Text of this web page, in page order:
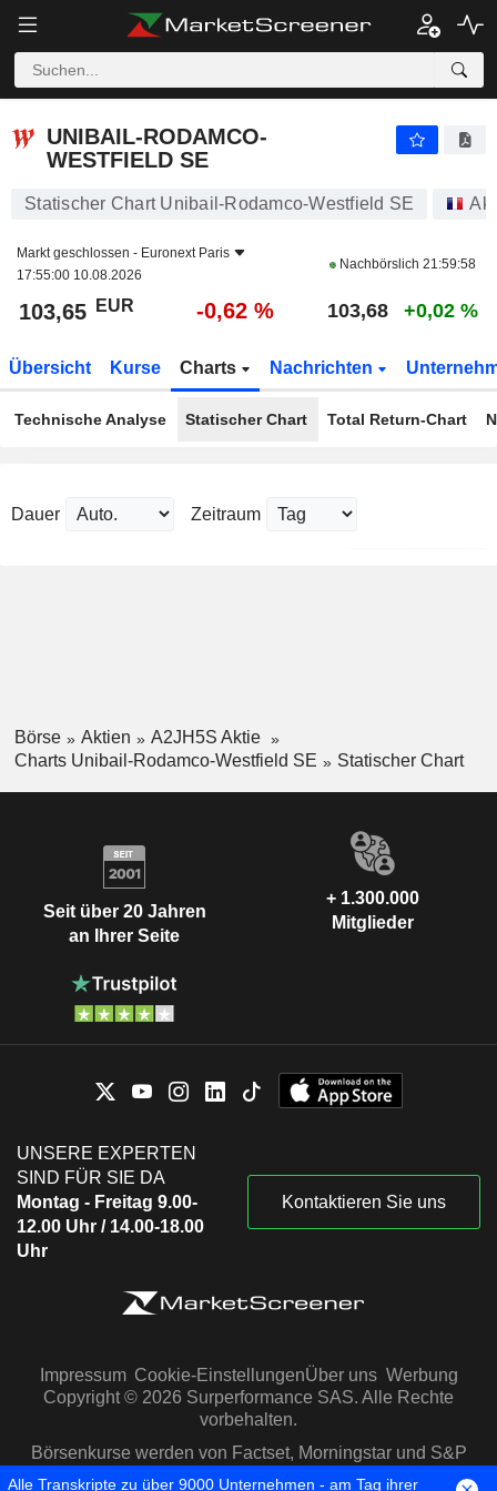
UNIBAIL-RODAMCO-
WESTFIELD SE
Statischer Chart Unibail-Rodamco-Westfield SE
Markt geschlossen - Euronext Paris
17:55:00 10.08.2026
Nachbörslich 21:59:58
103,65 EUR -0,62 % 103,68 +0,02 %
Übersicht Kurse Charts Nachrichten
Technische Analyse Statischer Chart Total Return-Chart
Dauer Zeitraum
Börse Aktien
A2JH5S Aktie
Charts Unibail-Rodamco-Westfield SE
Statischer Chart
Seit über 20 Jahren
an Ihrer Seite
+ 1.300.000
Mitglieder
UNSERE EXPERTEN
SIND FÜR SIE DA
Montag - Freitag 9.00-
12.00 Uhr / 14.00-18.00
Uhr
Kontaktieren Sie uns
Impressum Cookie-EinstellungenÜber uns Werbung
Copyright © 2026 Surperformance SAS. Alle Rechte
vorbehalten.
Börsenkurse werden von Factset, Morningstar und S&P
Capital IQ zur Verfügung gestellt
Alle Transkripte zu über 9000 Unternehmen - am Tag ihrer